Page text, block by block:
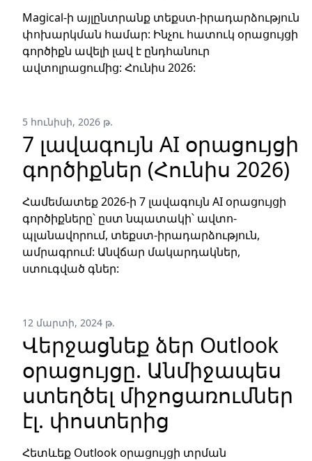
Magical-ի այլընտրանք տեքստ-իրադարձություն
փոխարկման համար: Ինչու հատուկ օրացույցի
գործիքն ավելի լավ է ընդհանուր
ավտոլրացումից: Հունիս 2026:
5 հունիսի, 2026 թ.
7 լավագույն AI օրացույցի
գործիքներ (Հունիս 2026)
Համեմատեք 2026-ի 7 լավագույն AI օրացույցի
գործիքները՝ ըստ նպատակի՝ ավտո-
պլանավորում, տեքստ-իրադարձություն,
ամրագրում: Անվճար մակարդակներ,
ստուգված գներ:
12 մարտի, 2024 թ.
Վերջացնեք ձեր Outlook
օրացույցը. Անմիջապես
ստեղծել միջոցառումներ
էլ. փոստերից
Հետևեք Outlook օրացույցի տրման